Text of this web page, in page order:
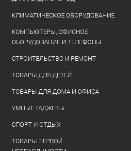
КЛИМАТИЧЕСКОЕ ОБОРУДОВАНИЕ
КОМПЬЮТЕРЫ, ОФИСНОЕ
ОБОРУДОВАНИЕ И ТЕЛЕФОНЫ
СТРОИТЕЛЬСТВО И РЕМОНТ
ТОВАРЫ ДЛЯ ДЕТЕЙ
ТОВАРЫ ДЛЯ ДОМА И ОФИСА
УМНЫЕ ГАДЖЕТЫ
СПОРТ И ОТДЫХ
ТОВАРЫ ПЕРВОЙ